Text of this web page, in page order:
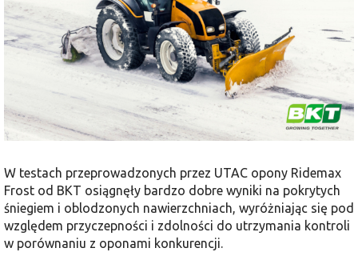
W testach przeprowadzonych przez UTAC opony Ridemax
Frost od BKT osiągnęły bardzo dobre wyniki na pokrytych
śniegiem i oblodzonych nawierzchniach, wyróżniając się pod
względem przyczepności i zdolności do utrzymania kontroli
w porównaniu z oponami konkurencji.